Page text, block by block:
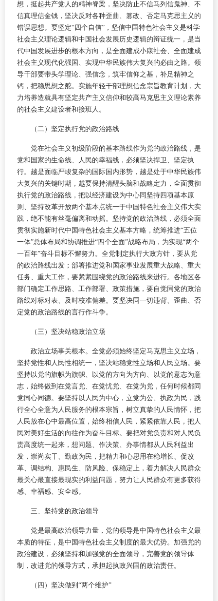
想，挺起共产党人的精神脊梁，坚决防止不信马列信鬼神、不
信真理信金钱，坚决反对各种歪曲、篡改、否定马克思主义的
错误思想。要坚定“四个自信”，坚信中国特色社会主义是科学
社会主义理论逻辑和中国社会发展历史逻辑的辩证统一，是当
代中国发展进步的根本方向，是全面建成小康社会、全面建成
社会主义现代化强国、实现中华民族伟大复兴的必由之路。领
导干部要带头学理论、强信念，筑牢信仰之基，补足精神之
钙，把稳思想之舵。实施年轻干部理想信念宗旨教育计划，大
力培养造就具有坚定共产主义信仰和较高马克思主义理论素养
的社会主义建设者和接班人。
（二）坚定执行党的政治路线
党在社会主义初级阶段的基本路线作为党的政治路线，是
党和国家的生命线、人民的幸福线，必须坚决捍卫、坚定执
行。越是面临严峻复杂的国际国内形势，越是处于中华民族伟
大复兴的关键时期，越要保持清醒头脑和战略定力，全面贯彻
执行党的政治路线，把以经济建设为中心同坚持四项基本原
则、坚持改革开放两个基本点统一于中国特色社会主义伟大实
践，绝不能有丝毫偏离和动摇。坚持党的政治路线，必须全面
贯彻实施新时代中国特色社会主义基本方略，统筹推进“五位
一体”总体布局和协调推进“四个全面”战略布局，为实现“两个
一百年”奋斗目标不懈努力。全党制定执行大政方针，要从党
的政治路线出发；部署推进党和国家事业发展重大战略、重大
任务、重大工作，要紧紧围绕党的政治路线来进行。各地区各
部门确定工作思路、工作部署、政策措施，要自觉同党的政治
路线对标对表、及时校准偏差。要坚决同一切违背、歪曲、否
定党的政治路线的言行作斗争。
（三）坚决站稳政治立场
政治立场事关根本。全党必须始终坚定马克思主义立场，
坚持党性和人民性相统一，坚决站稳党性立场和人民立场。要
坚持以党的旗帜为旗帜、以党的方向为方向、以党的意志为意
志，始终做到在党言党、在党忧党、在党为党，任何时候都同
党同心同德。要坚持以人民为中心，立党为公、执政为民，践
行全心全意为人民服务的根本宗旨，树立真挚的人民情怀，把
人民放在心中最高位置，始终相信人民，紧紧依靠人民，把人
民对美好生活的向往作为奋斗目标。要把对党负责和对人民负
责高度统一起来，想问题、作决策、办事情都从人民利益出
发，崇尚实干、勤政为民，把精力和心思用在稳增长、促改
革、调结构、惠民生、防风险、保稳定上，着力解决人民群众
最关心最直接最现实的利益问题，努力让人民群众有更多获得
感、幸福感、安全感。
三、坚持党的政治领导
党是最高政治领导力量，党的领导是中国特色社会主义最
本质的特征，是中国特色社会主义制度的最大优势。加强党的
政治建设，必须坚持和加强党的全面领导，完善党的领导体
制，改进党的领导方式，承担起执政兴国的政治责任。
（四）坚决做到“两个维护”